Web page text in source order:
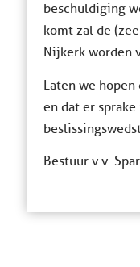
beschuldiging
komt zal de
Nijkerk worden
Laten we
en dat er
Bestuur v.v.